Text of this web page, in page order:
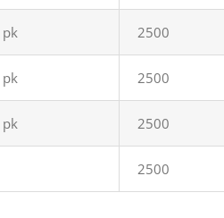
2500
2500
2500
2500